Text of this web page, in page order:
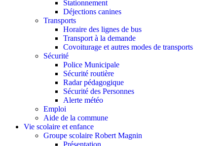
Stationnement
Déjections canines
Transports
Horaire des lignes de bus
Transport à la demande
Covoiturage et autres modes de transports
Sécurité
Police Municipale
Sécurité routière
Radar pédagogique
Sécurité des Personnes
Alerte météo
Emploi
Aide de la commune
Vie scolaire et enfance
Groupe scolaire Robert Magnin
Présentation